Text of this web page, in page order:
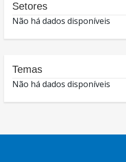
Setores
Não há dados disponíveis
Temas
Não há dados disponíveis